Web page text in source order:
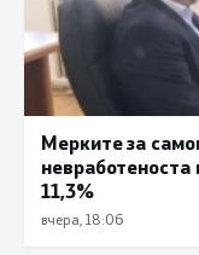
Мерките за
невработеноста
11,3%
вчера, 18:06